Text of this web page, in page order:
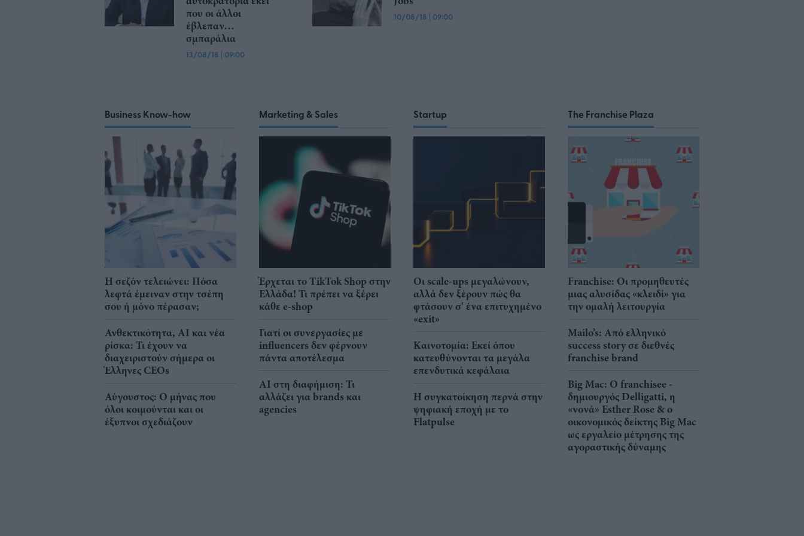
που οι άλλοι
έβλεπαν…
σμπαράλια
13/08/18 | 09:00
10/08/18 | 09:00
Business Know-how
Η σεζόν τελειώνει: Πόσα
λεφτά έμειναν στην τσέπη
σου ή μόνο πέρασαν;
Ανθεκτικότητα, AI και νέα
ρίσκα: Τι έχουν να
διαχειριστούν σήμερα οι
Έλληνες CEOs
Αύγουστος: Ο μήνας που
όλοι κοιμούνται και οι
έξυπνοι σχεδιάζουν
Marketing & Sales
Έρχεται το TikTok Shop στην
Ελλάδα! Τι πρέπει να ξέρει
κάθε e-shop
Γιατί οι συνεργασίες με
influencers δεν φέρνουν
πάντα αποτέλεσμα
AI στη διαφήμιση: Τι
αλλάζει για brands και
agencies
Startup
Οι scale-ups μεγαλώνουν,
αλλά δεν ξέρουν πώς θα
φτάσουν σ' ένα επιτυχημένο
«exit»
Καινοτομία: Εκεί όπου
κατευθύνονται τα μεγάλα
επενδυτικά κεφάλαια
Η συγκατοίκηση περνά στην
ψηφιακή εποχή με το
Flatpulse
The Franchise Plaza
Franchise: Οι προμηθευτές
μιας αλυσίδας «κλειδί» για
την ομαλή λειτουργία
Mailo’s: Από ελληνικό
success story σε διεθνές
franchise brand
Big Mac: Ο franchisee -
δημιουργός Delligatti, η
«νονά» Esther Rose & ο
οικονομικός δείκτης Big Mac
ως εργαλείο μέτρησης της
αγοραστικής δύναμης